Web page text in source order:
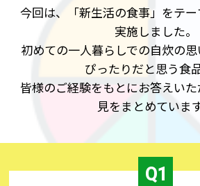
今回は、「新生活の食事」をテ
実施しました。
初めての一人暮らしでの自炊の
ぴったりだと思う食
皆様のご経験をもとにお答えい
見をまとめています